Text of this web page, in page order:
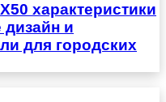
характеристики
дизайн и
для городских